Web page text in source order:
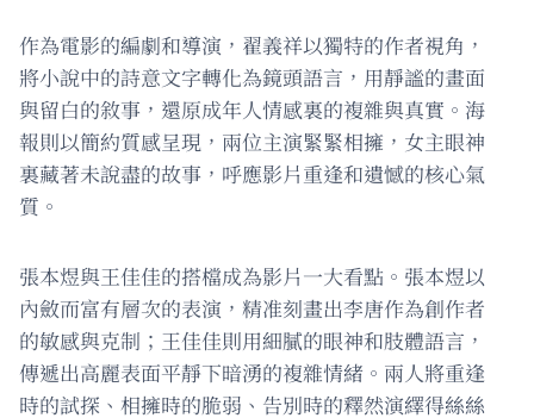
作為電影的編劇和導演，翟義祥以獨特的作者視角，
將小說中的詩意文字轉化為鏡頭語言，用靜謐的畫面
與留白的敘事，還原成年人情感裏的複雜與真實。海
報則以簡約質感呈現，兩位主演緊緊相擁，女主眼神
裏藏著未說盡的故事，呼應影片重逢和遺憾的核心氣
質。
張本煜與王佳佳的搭檔成為影片一大看點。張本煜以
內斂而富有層次的表演，精准刻畫出李唐作為創作者
的敏感與克制；王佳佳則用細膩的眼神和肢體語言，
傳遞出高麗表面平靜下暗湧的複雜情緒。兩人將重逢
時的試探、相擁時的脆弱、告別時的釋然演繹得絲絲